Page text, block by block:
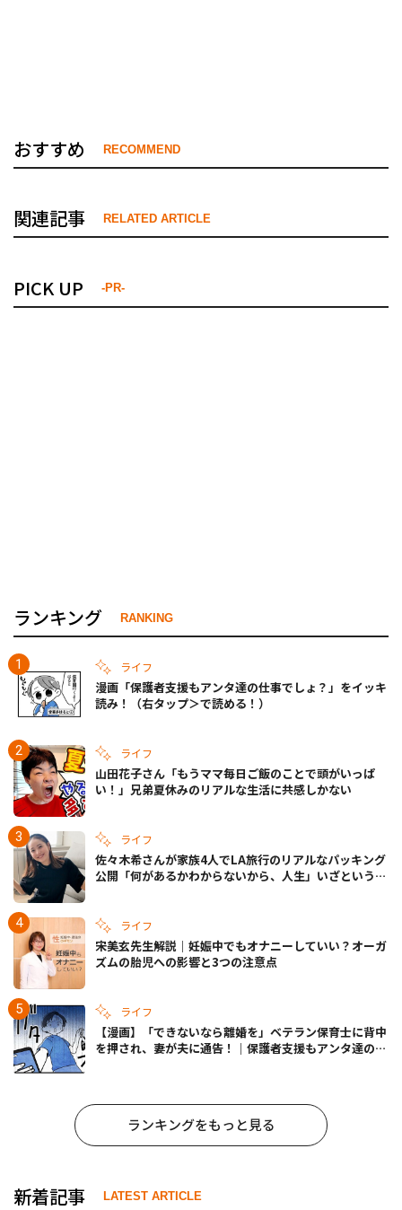
おすすめ RECOMMEND
関連記事 RELATED ARTICLE
PICK UP -PR-
ランキング RANKING
ライフ
漫画「保護者支援もアンタ達の仕事でしょ？」をイッキ
読み！（右タップ＞で読める！）
ライフ
山田花子さん「もうママ毎日ご飯のことで頭がいっぱ
い！」兄弟夏休みのリアルな生活に共感しかない
ライフ
佐々木希さんが家族4人でLA旅行のリアルなパッキング
公開「何があるかわからないから、人生」いざというと
ライフ
宋美玄先生解説｜妊娠中でもオナニーしていい？オーガ
ズムの胎児への影響と3つの注意点
ライフ
【漫画】「できないなら離婚を」ベテラン保育士に背中
を押され、妻が夫に通告！｜保護者支援もアンタ達の仕
ランキングをもっと見る
新着記事 LATEST ARTICLE